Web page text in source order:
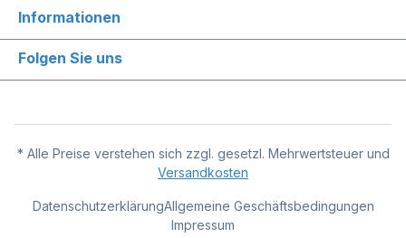
Informationen
Folgen Sie uns
* Alle Preise verstehen sich zzgl. gesetzl. Mehrwertsteuer und
Versandkosten
DatenschutzerklärungAllgemeine Geschäftsbedingungen
Impressum